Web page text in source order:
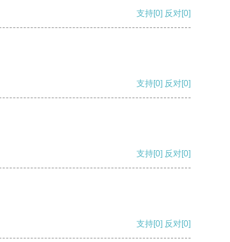
支持[0] 反对[0]
支持[0] 反对[0]
支持[0] 反对[0]
支持[0] 反对[0]